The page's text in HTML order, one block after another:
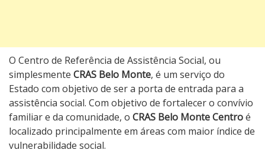
O Centro de Referência de Assistência Social, ou
simplesmente CRAS Belo Monte, é um serviço do
Estado com objetivo de ser a porta de entrada para a
assistência social. Com objetivo de fortalecer o convívio
familiar e da comunidade, o CRAS Belo Monte Centroé
localizado principalmente em áreas com maior índice de
vulnerabilidade social.